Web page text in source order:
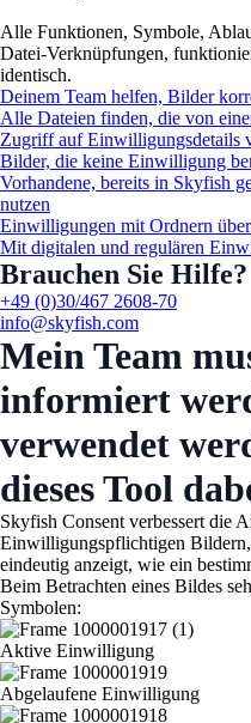
Alle Funktionen, Symbole,
Datei-Verknüpfungen,
identisch.
Deinem Team helfen, Bilder
Alle Dateien finden, die von
Zugriff auf Einwilligungsdetails
Bilder, die keine Einwilligung
Vorhandene, bereits in Skyfish
nutzen
Einwilligungen mit Ordnern
Mit digitalen und regulären
Brauchen Sie Hilfe?
+49 (0)30/467 2608-70
info@skyfish.com
Mein Team
informiert
verwendet
dieses Tool
Skyfish Consent verbessert die
Einwilligungspflichtigen
eindeutig anzeigt, wie ein
Beim Betrachten eines Bildes
Symbolen:
Aktive Einwilligung
Abgelaufene Einwilligung